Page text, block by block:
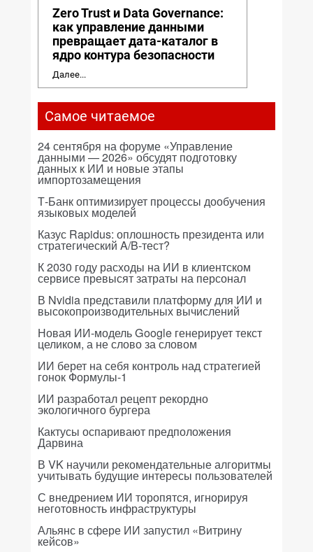
Zero Trust и Data Governance:
как управление данными
превращает дата-каталог в
ядро контура безопасности
Далее...
Самое читаемое
24 сентября на форуме «Управление
данными — 2026» обсудят подготовку
данных к ИИ и новые этапы
импортозамещения
Т-Банк оптимизирует процессы дообучения
языковых моделей
Казус Rapidus: оплошность президента или
стратегический A/B-тест?
К 2030 году расходы на ИИ в клиентском
сервисе превысят затраты на персонал
В Nvidia представили платформу для ИИ и
высокопроизводительных вычислений
Новая ИИ-модель Google генерирует текст
целиком, а не слово за словом
ИИ берет на себя контроль над стратегией
гонок Формулы-1
ИИ разработал рецепт рекордно
экологичного бургера
Кактусы оспаривают предположения
Дарвина
В VK научили рекомендательные алгоритмы
учитывать будущие интересы пользователей
С внедрением ИИ торопятся, игнорируя
неготовность инфраструктуры
Альянс в сфере ИИ запустил «Витрину
кейсов»